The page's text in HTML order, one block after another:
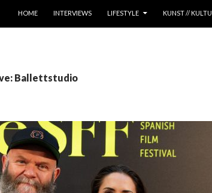
HOME
INTERVIEWS LIFESTYLE KUNST //
Ballettstudio